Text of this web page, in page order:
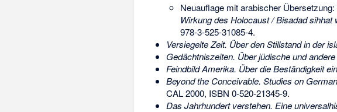
Neuauflage mit arabischer Übersetzung:
Wirkung des Holocaust / Bisadad sihhat
978-3-525-31085-4.
Versiegelte Zeit. Über den Stillstand in der
Gedächtniszeiten. Über jüdische und
Feindbild Amerika. Über die Beständigkeit
Beyond the Conceivable. Studies on
CAL 2000, ISBN 0-520-21345-9.
Das Jahrhundert verstehen. Eine